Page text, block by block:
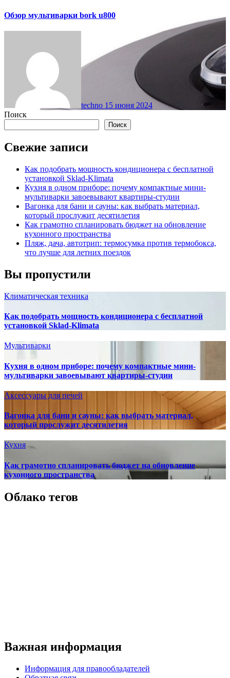
Обзор мультиварки bork u800
techno 15 июня 2024
Поиск
Поиск
Свежие записи
Как подобрать мощность кондиционера с бесплатной
установкой Sklad-Klimata
Кухня в одном приборе: почему компактные мини-
мультиварки завоевывают квартиры-студии
Вагонка для бани и сауны: как выбрать материал,
который прослужит десятилетия
Как грамотно спланировать бюджет на обновление
кухонного пространства
Пляж, дача, автотрип: термосумка против термобокса,
что лучше для летних поездок
Вы пропустили
Климатическая техника
Как подобрать мощность кондиционера с бесплатной
установкой Sklad-Klimata
Мультиварки
Кухня в одном приборе: почему компактные мини-
мультиварки завоевывают квартиры-студии
Аксессуары для печей
Вагонка для бани и сауны: как выбрать материал,
который прослужит десятилетия
Кухня
Как грамотно спланировать бюджет на обновление
кухонного пространства
Облако тегов
Важная информация
Информация для правообладателей